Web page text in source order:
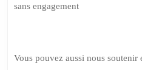
sans engagement
Vous pouvez aussi nous soutenir